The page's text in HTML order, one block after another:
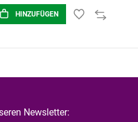
HINZUFÜGEN
Newsletter: